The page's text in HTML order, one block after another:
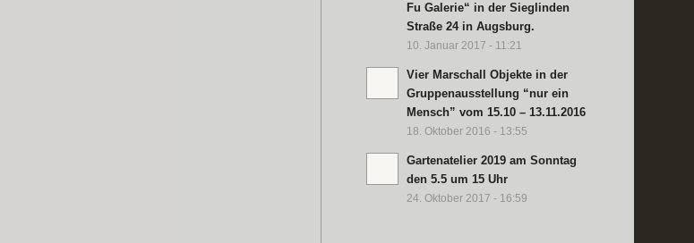
Fu Galerie“ in der Sieglinden
Straße 24 in Augsburg.
10. Januar 2017 - 11:21
Vier Marschall Objekte in der
Gruppenausstellung “nur ein
Mensch” vom 15.10 – 13.11.2016
18. Oktober 2016 - 13:55
Gartenatelier 2019 am Sonntag
den 5.5 um 15 Uhr
24. Oktober 2017 - 16:59